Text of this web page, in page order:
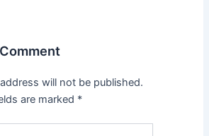
will not be published.
are marked *